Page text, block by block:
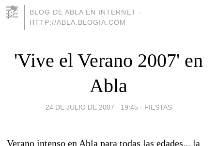
BLOG DE ABLA EN INTERNET -
HTTP://ABLA.BLOGIA.COM
'Vive el Verano 2007' en
Abla
24 DE JULIO DE 2007 - 19:45 - FIESTAS
Verano intenso en Abla para todas las edades... la